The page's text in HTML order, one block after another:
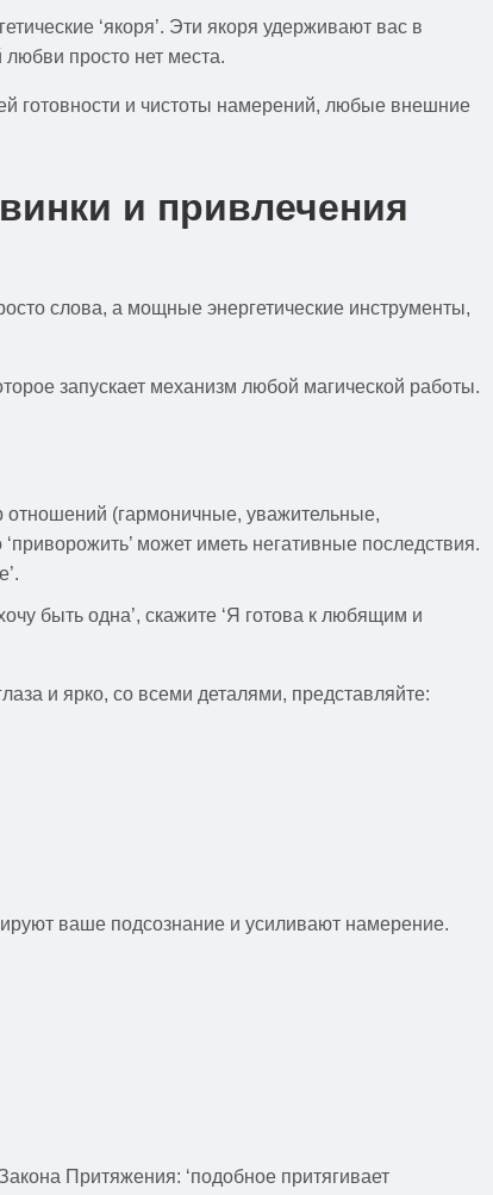
‘якоря’. Эти якоря удерживают вас в
просто нет места.
готовности и чистоты намерений, любые внешние
и привлечения
слова, а мощные энергетические инструменты,
запускает механизм любой магической работы.
(гармоничные, уважительные,
может иметь негативные последствия.
быть одна’, скажите ‘Я готова к любящим и
и ярко, со всеми деталями, представляйте:
ваше подсознание и усиливают намерение.
Притяжения: ‘подобное притягивает